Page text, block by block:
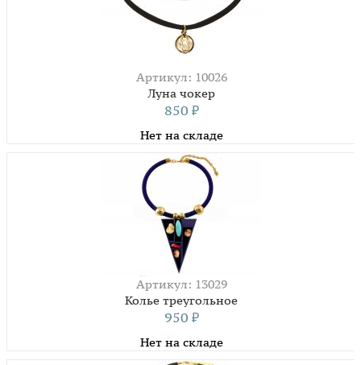
Артикул: 10026
Луна чокер
850 ₽
Нет на складе
Артикул: 13029
Колье треугольное
950 ₽
Нет на складе